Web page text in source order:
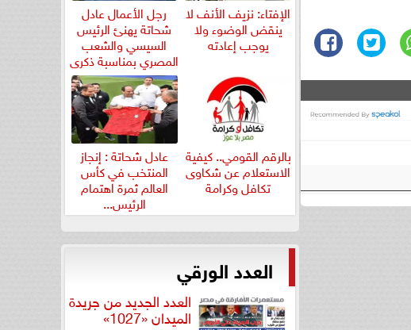
الإفتاء: نزيف الأنف لا
ينقض الوضوء ولا
يوجب إعادته
رجل الأعمال عادل
شحاتة يهنئ الرئيس
السيسي والشعب
المصري بمناسبة ذكرى
ثورة...
بالرقم القومي.. كيفية
الاستعلام عن شكاوى
تكافل وكرامة
عادل شحاتة : إنجاز
المنتخب في كأس
العالم ثمرة اهتمام
الرئيس...
العدد الورقي
العدد الجديد من جريدة
الميدان «1027»